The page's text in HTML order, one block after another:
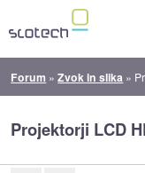
Forum »Zvok in slika »
Projektorji LCD